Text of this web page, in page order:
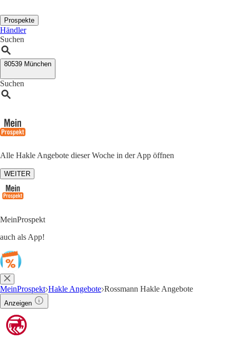
Prospekte
Händler
Suchen
80539 München
Suchen
Alle Hakle Angebote dieser Woche in der App öffnen
WEITER
MeinProspekt
auch als App!
MeinProspekt Hakle Angebote Rossmann Hakle Angebote
Anzeigen